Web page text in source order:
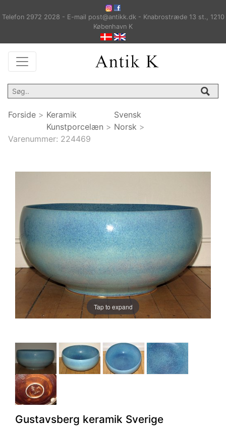
Telefon 2972 2028 - E-mail post@antikk.dk - Knabrostræde 13 st., 1210
København K
Forside > Keramik
Kunstporcelæn >
Svensk
Norsk >
Varenummer: 224469
Tap to expand
Gustavsberg keramik Sverige